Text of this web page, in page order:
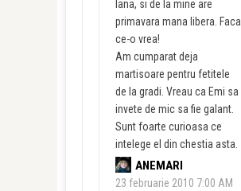
Iana, si de la mine are
primavara mana libera. Faca
ce-o vrea!
Am cumparat deja
martisoare pentru fetitele
de la gradi. Vreau ca Emi sa
invete de mic sa fie galant.
Sunt foarte curioasa ce
intelege el din chestia asta.
ANEMARI
23 februarie 2010 7:00 AM